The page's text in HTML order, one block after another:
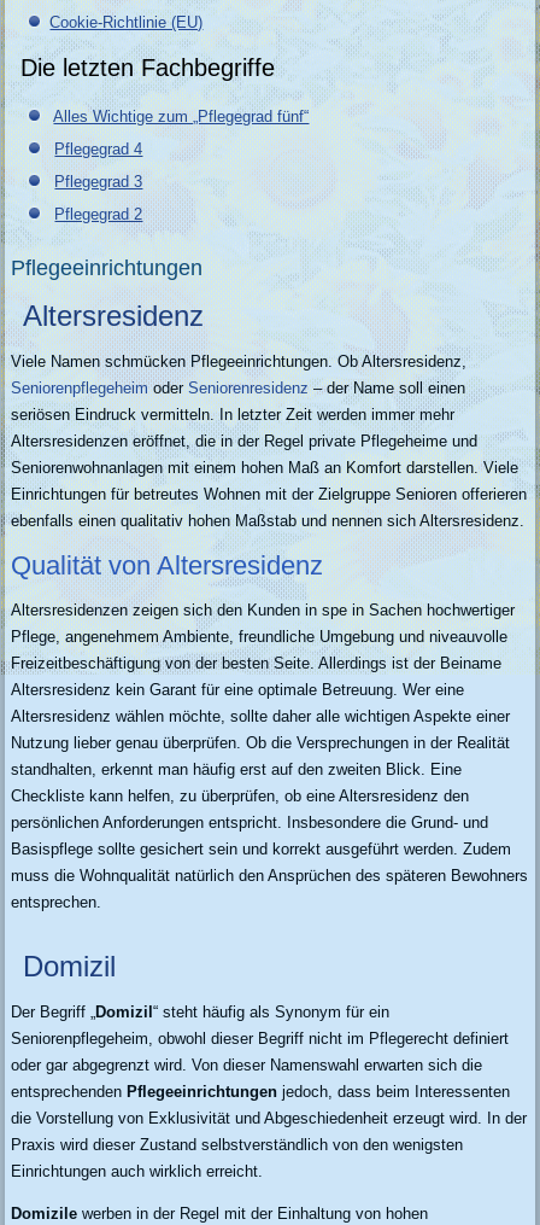
Cookie-Richtlinie (EU)
Die letzten Fachbegriffe
Alles Wichtige zum „Pflegegrad fünf“
Pflegegrad 4
Pflegegrad 3
Pflegegrad 2
Pflegeeinrichtungen
Altersresidenz
Viele Namen schmücken Pflegeeinrichtungen. Ob Altersresidenz,
SeniorenpflegeheimoderSeniorenresidenz– der Name soll einen
seriösen Eindruck vermitteln. In letzter Zeit werden immer mehr
Altersresidenzen eröffnet, die in der Regel private Pflegeheime und
Seniorenwohnanlagen mit einem hohen Maß an Komfort darstellen. Viele
Einrichtungen für betreutes Wohnen mit der Zielgruppe Senioren offerieren
ebenfalls einen qualitativ hohen Maßstab und nennen sich Altersresidenz.
Qualität von Altersresidenz
Altersresidenzen zeigen sich den Kunden in spe in Sachen hochwertiger
Pflege, angenehmem Ambiente, freundliche Umgebung und niveauvolle
Freizeitbeschäftigung von der besten Seite. Allerdings ist der Beiname
Altersresidenz kein Garant für eine optimale Betreuung. Wer eine
Altersresidenz wählen möchte, sollte daher alle wichtigen Aspekte einer
Nutzung lieber genau überprüfen. Ob die Versprechungen in der Realität
standhalten, erkennt man häufig erst auf den zweiten Blick. Eine
Checkliste kann helfen, zu überprüfen, ob eine Altersresidenz den
persönlichen Anforderungen entspricht. Insbesondere die Grund- und
Basispflege sollte gesichert sein und korrekt ausgeführt werden. Zudem
muss die Wohnqualität natürlich den Ansprüchen des späteren Bewohners
entsprechen.
Domizil
Der Begriff „ Domizil“ steht häufig als Synonym für ein
Seniorenpflegeheim, obwohl dieser Begriff nicht im Pflegerecht definiert
oder gar abgegrenzt wird. Von dieser Namenswahl erwarten sich die
entsprechenden Pflegeeinrichtungen jedoch, dass beim Interessenten
die Vorstellung von Exklusivität und Abgeschiedenheit erzeugt wird. In der
Praxis wird dieser Zustand selbstverständlich von den wenigsten
Einrichtungen auch wirklich erreicht.
Domizile werben in der Regel mit der Einhaltung von hohen